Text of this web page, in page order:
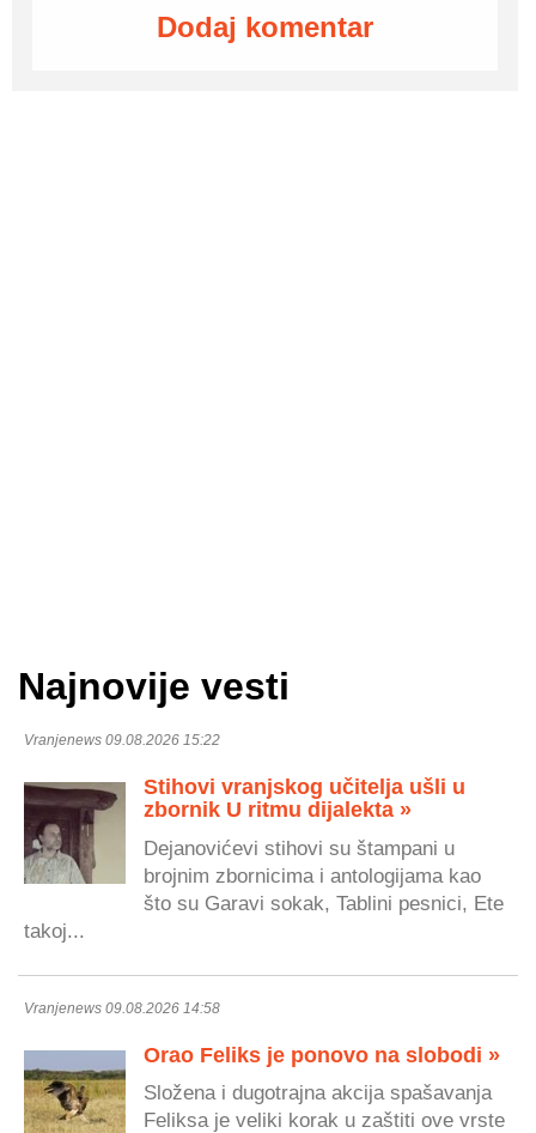
Dodaj komentar
Najnovije vesti
Vranjenews 09.08.2026 15:22
Stihovi vranjskog učitelja ušli u
zbornik U ritmu dijalekta »
Dejanovićevi stihovi su štampani u
brojnim zbornicima i antologijama kao
što su Garavi sokak, Tablini pesnici, Ete
takoj...
Vranjenews 09.08.2026 14:58
Orao Feliks je ponovo na slobodi »
Složena i dugotrajna akcija spašavanja
Feliksa je veliki korak u zaštiti ove vrste